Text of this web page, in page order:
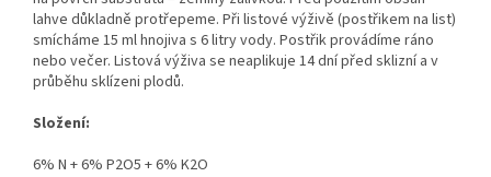
lahve důkladně protřepeme. Při listové výživě (postřikem na list)
smícháme 15 ml hnojiva s 6 litry vody. Postřik provádíme ráno
nebo večer. Listová výživa se neaplikuje 14 dní před sklizní a v
průběhu sklízeni plodů.
Složení:
6% N + 6% P2O5 + 6% K2O